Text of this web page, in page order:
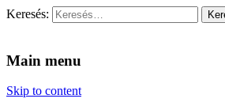
Keresés:
Main menu
Skip to content